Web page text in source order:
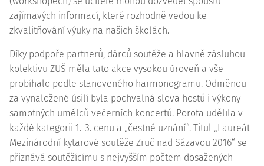
zajímavých informací, které rozhodně vedou ke
zkvalitňování výuky na našich školách.
Díky podpoře partnerů, dárců soutěže a hlavně zásluhou
kolektivu ZUŠ měla tato akce vysokou úroveň a vše
probíhalo podle stanoveného harmonogramu. Odměnou
za vynaložené úsilí byla pochvalná slova hostů i výkony
samotných umělců večerních koncertů. Porota udělila v
každé kategorii 1.-3. cenu a „čestné uznání“. Titul „Laureát
Mezinárodní kytarové soutěže Zruč nad Sázavou 2016“ se
přiznává soutěžícímu s nejvyšším počtem dosažených